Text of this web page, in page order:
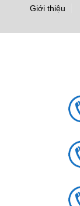
Giới thiệu